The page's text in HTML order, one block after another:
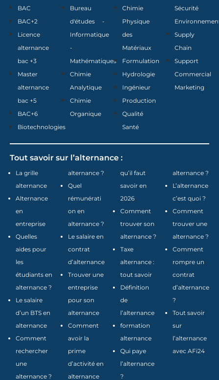
BAC
BAC+2
Licence
alternance
bac +3
Master
alternance
bac +5
BAC+6
Biotechnologies
Bureau
d'études -
Informatique
-
Mathématiques
Chimie
Analytique
Chimie
Organique
Chimie
Physique
des
Matériaux
Formulation
Hydrologie
Ingénieur
Production
Qualité
Santé
Sécurité
Supply
Chain
Support
Commercial
Marketing
Tout savoir sur l’alternance :
La grille
alternance
Alternance
en
entreprise
Quelles
aides pour
les
étudiants en
alternance ?
Le salaire
d’un BTS en
alternance
Comment
rechercher
une
alternance ?
alternance ?
Quel
rémunérati
on en
alternance ?
Le salaire en
contrat
d’alternance
Trouver une
entreprise
pour son
alternance
Comment
avoir la
prime
d’activité en
alternance
qu’il faut
savoir en
2026
Comment
trouver son
alternance ?
Taxe
alternance :
tout savoir
Définition
de
l’alternance
formation
alternance
Qui paye
l’alternance
?
alternance ?
L’alternance
c’est quoi ?
Comment
trouver une
alternance ?
Comment
rompre un
contrat
d’alternance
?
Tout savoir
sur
l’alternance
avec AFi24